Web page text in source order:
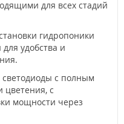
для всех стадий
гидропоники
удобства и
светодиоды с полным
цветения, с
мощности через